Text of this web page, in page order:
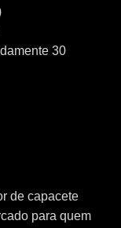
30
de capacete
para quem